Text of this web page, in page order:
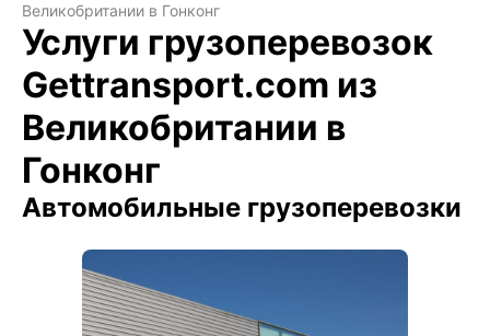
Великобритании в Гонконг
Услуги грузоперевозок
Gettransport.com из
Великобритании в
Гонконг
Автомобильные грузоперевозки